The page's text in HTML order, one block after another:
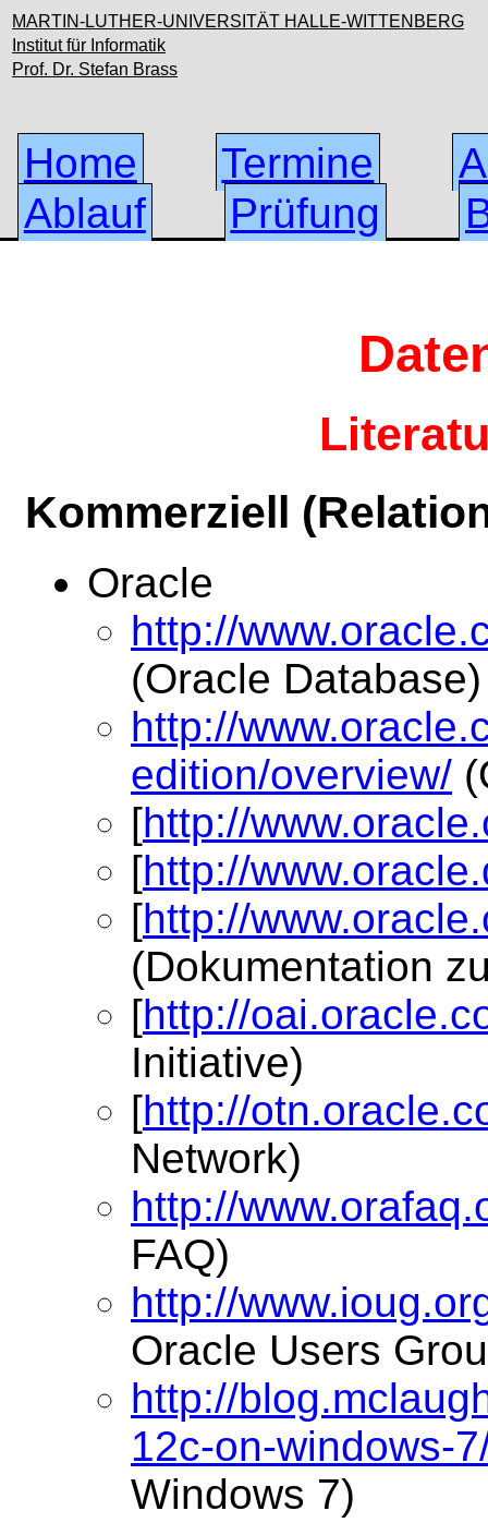
MARTIN-LUTHER-UNIVERSITÄT HALLE-WITTENBERG
Institut für Informatik
Prof. Dr. Stefan Brass
Home Termine
Ablauf
Prüfung
Kommerziell
Oracle
http://
(Oracle Database)
http://
edition/overview/
[http://
[http://
[http://
(Dokumentation
[http://
Initiative)
[http://
Network)
http://
FAQ)
http://
Oracle Users
http://
12c-on-windows-
Windows 7)